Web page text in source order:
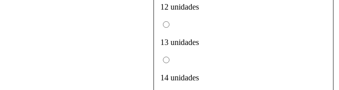
12 unidades
13 unidades
14 unidades